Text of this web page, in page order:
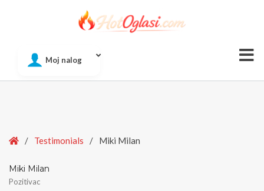
Moj nalog
Home
/ Testimonials / Miki Milan
Miki Milan
Pozitivac